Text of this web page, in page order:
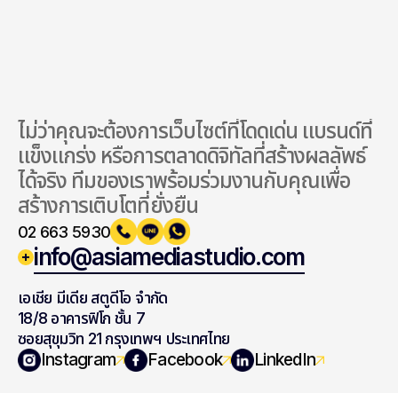
ไม่ว่าคุณจะต้องการเว็บไซต์ที่โดดเด่น แบรนด์ที่
แข็งแกร่ง หรือการตลาดดิจิทัลที่สร้างผลลัพธ์
ได้จริง ทีมของเราพร้อมร่วมงานกับคุณเพื่อ
สร้างการเติบโตที่ยั่งยืน
02 663 5930
info@asiamediastudio.com
เอเชีย มีเดีย สตูดีโอ จำกัด
18/8 อาคารฟิโก ชั้น 7
ซอยสุขุมวิท 21 กรุงเทพฯ ประเทศไทย
Instagram Facebook LinkedIn
สำรวจเว็บไซต์ของ
เรา
แบรนด์ดิ้ง